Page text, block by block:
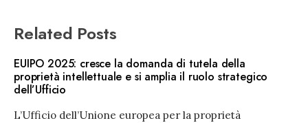
Related Posts
EUIPO 2025: cresce la domanda di tutela della
proprietà intellettuale e si amplia il ruolo strategico
dell’Ufficio
L’Ufficio dell’Unione europea per la proprietà